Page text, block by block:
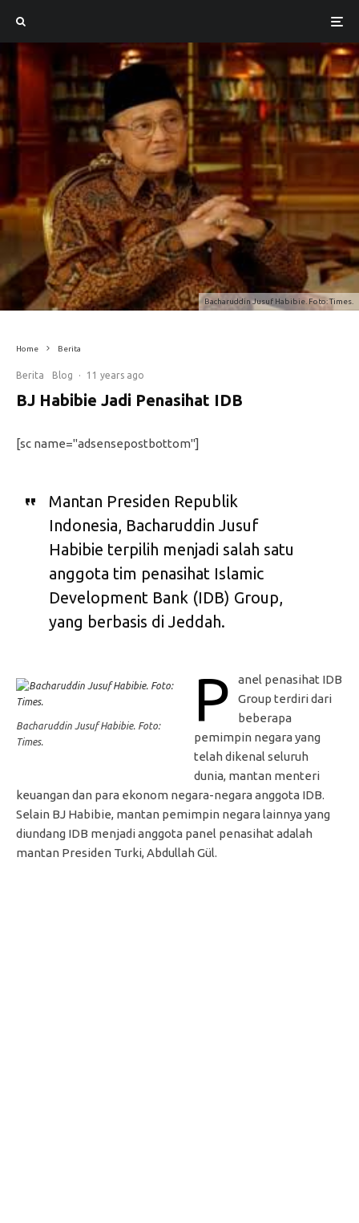
Bacharuddin Jusuf Habibie. Foto: Times.
Home Berita
Berita Blog · 11 years ago
BJ Habibie Jadi Penasihat IDB
[sc name="adsensepostbottom"]
Mantan Presiden Republik
Indonesia, Bacharuddin Jusuf
Habibie terpilih menjadi salah satu
anggota tim penasihat Islamic
Development Bank (IDB) Group,
yang berbasis di Jeddah.
Bacharuddin Jusuf Habibie. Foto:
Times.
P
anel penasihat IDB
Group terdiri dari
beberapa
pemimpin negara yang
telah dikenal seluruh
dunia, mantan menteri
keuangan dan para ekonom negara-negara anggota IDB.
Selain BJ Habibie, mantan pemimpin negara lainnya yang
diundang IDB menjadi anggota panel penasihat adalah
mantan Presiden Turki, Abdullah Gül.